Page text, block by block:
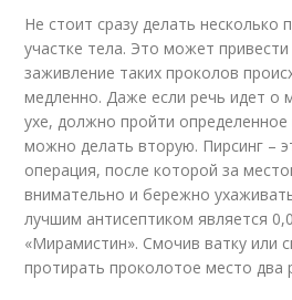
Не стоит сразу делать несколько
участке тела. Это может
заживление таких проколов
медленно. Даже если речь идет о
ухе, должно пройти
можно делать вторую. Пирсинг –
операция, после которой за
внимательно и бережно
лучшим антисептиком является
«Мирамистин». Смочив ватку или
протирать проколотое место два